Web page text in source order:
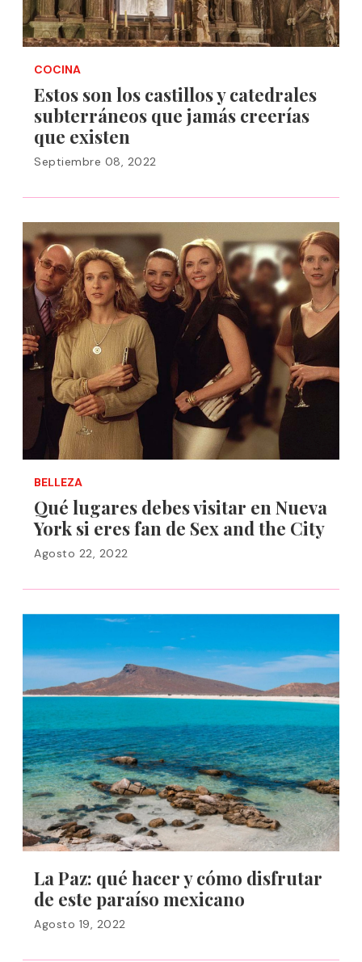
COCINA
Estos son los castillos y catedrales
subterráneos que jamás creerías
que existen
Septiembre 08, 2022
BELLEZA
Qué lugares debes visitar en Nueva
York si eres fan de Sex and the City
Agosto 22, 2022
La Paz: qué hacer y cómo disfrutar
de este paraíso mexicano
Agosto 19, 2022